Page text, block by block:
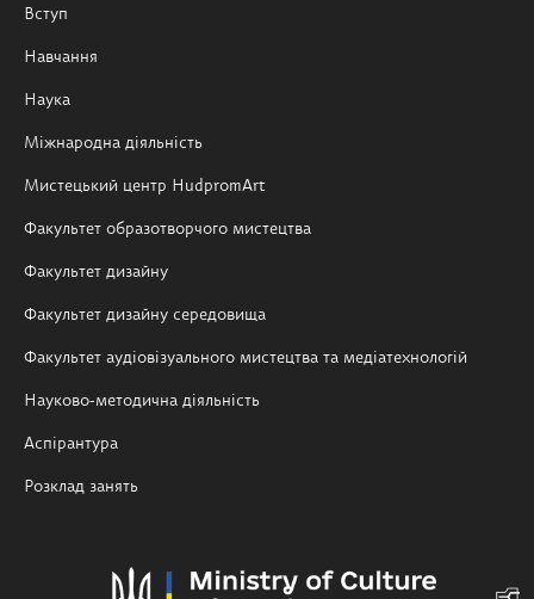
Вступ
Навчання
Наука
Міжнародна діяльність
Мистецький центр HudpromArt
Факультет образотворчого мистецтва
Факультет дизайну
Факультет дизайну середовища
Факультет аудіовізуального мистецтва та медіатехнологій
Науково-методична діяльність
Аспірантура
Розклад занять